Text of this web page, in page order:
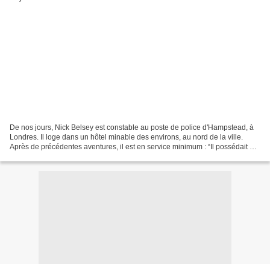
De nos jours, Nick Belsey est constable au poste de police d'Hampstead, à
Londres. Il loge dans un hôtel minable des environs, au nord de la ville.
Après de précédentes aventures, il est en service minimum : “Il possédait un